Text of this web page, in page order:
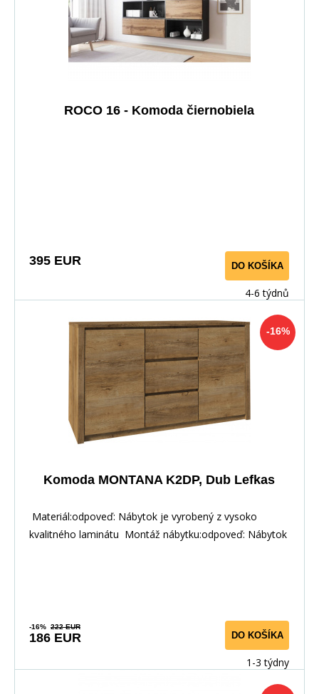
ROCO 16 - Komoda čiernobiela
395 EUR DO KOŠÍKA
4-6 týdnů
-16%
Komoda MONTANA K2DP, Dub Lefkas
Materiál:odpoveď: Nábytok je vyrobený z vysoko
kvalitného laminátu Montáž nábytku:odpoveď: Nábytok
-16% 222 EUR
186 EUR DO KOŠÍKA
1-3 týdny